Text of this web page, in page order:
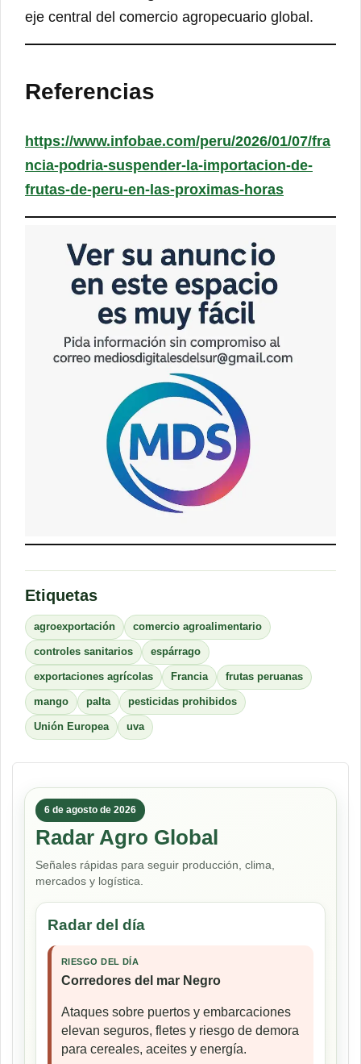
eje central del comercio agropecuario global.
Referencias
https://www.infobae.com/peru/2026/01/07/fra
ncia-podria-suspender-la-importacion-de-
frutas-de-peru-en-las-proximas-horas
Etiquetas
agroexportación comercio agroalimentario
controles sanitarios espárrago
exportaciones agrícolas Francia frutas peruanas
mango palta pesticidas prohibidos
Unión Europea uva
6 de agosto de 2026
Radar Agro Global
Señales rápidas para seguir producción, clima,
mercados y logística.
Radar del día
RIESGO DEL DÍA
Corredores del mar Negro
Ataques sobre puertos y embarcaciones
elevan seguros, fletes y riesgo de demora
para cereales, aceites y energía.